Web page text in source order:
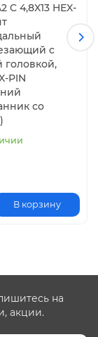
C 4,8X13 HEX-
с
головкой,
PIN
со
В корзину
на
акции.